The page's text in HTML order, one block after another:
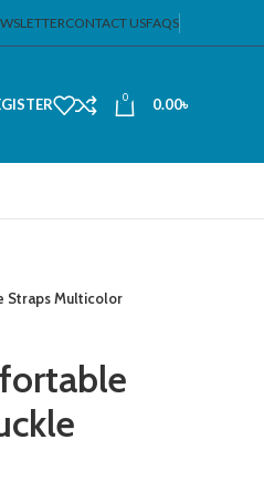
CONTACT USFAQS
0 0.00৳
Straps Multicolor